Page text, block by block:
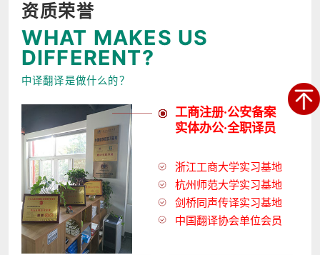
资质荣誉
WHAT MAKES US
DIFFERENT?
中译翻译是做什么的？
工商注册·公安备案
实体办公·全职译员
浙江工商大学实习基地
杭州师范大学实习基地
剑桥同声传译实习基地
中国翻译协会单位会员